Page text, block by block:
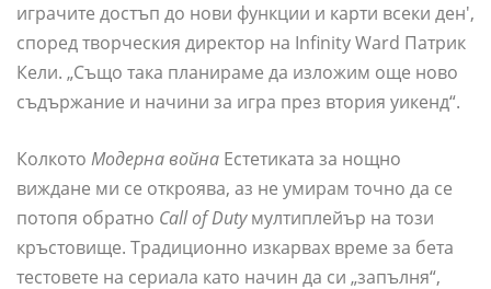
играчите достъп до нови функции и карти всеки ден',
според творческия директор на Infinity Ward Патрик
Кели. „Също така планираме да изложим още ново
съдържание и начини за игра през втория уикенд“.
Колкото Модерна война Естетиката за нощно
виждане ми се откроява, аз не умирам точно да се
потопя обратно Call of Dutyмултиплейър на този
кръстовище. Традиционно изкарвах време за бета
тестовете на сериала като начин да си „запълня“,